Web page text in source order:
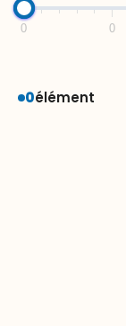
0 0
0élément